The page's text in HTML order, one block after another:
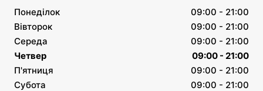
Понеділок
09:00 - 21:00
Вівторок
09:00 - 21:00
Середа
09:00 - 21:00
Четвер
09:00 - 21:00
П'ятниця
09:00 - 21:00
Субота
09:00 - 21:00